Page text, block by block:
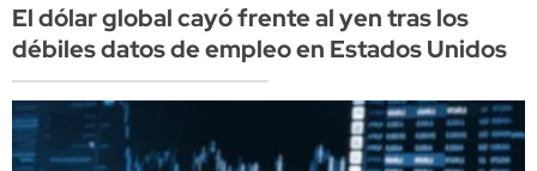
El dólar global cayó frente al yen tras los
débiles datos de empleo en Estados Unidos